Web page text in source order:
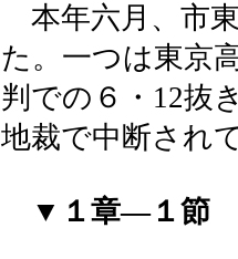
本年六月、市
た。一つは東京
判での６・12抜
地裁で中断され
▼１章―１節